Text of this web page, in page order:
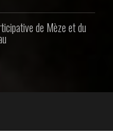
de Mèze et du